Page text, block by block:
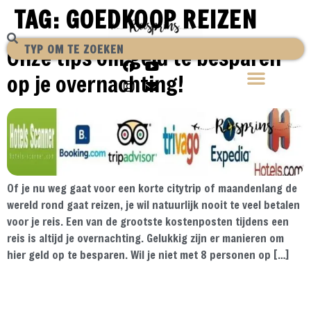
TAG: GOEDKOOP REIZEN
Onze tips om geld te besparen
op je overnachting!
Of je nu weg gaat voor een korte citytrip of maandenlang de
wereld rond gaat reizen, je wil natuurlijk nooit te veel betalen
voor je reis. Een van de grootste kostenposten tijdens een
reis is altijd je overnachting. Gelukkig zijn er manieren om
hier geld op te besparen. Wil je niet met 8 personen op […]